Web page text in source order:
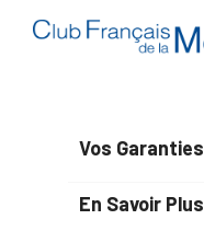
Vos Garanties
En Savoir Plus